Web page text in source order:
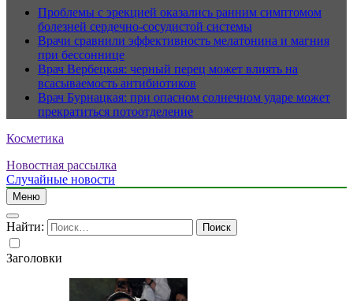
Проблемы с эрекцией оказались ранним симптомом
болезней сердечно-сосудистой системы
Врачи сравнили эффективность мелатонина и магния
при бессоннице
Врач Вербецкая: черный перец может влиять на
всасываемость антибиотиков
Врач Бурнацкая: при опасном солнечном ударе может
прекратиться потоотделение
Косметика
Новостная рассылка
Случайные новости
Меню
Найти:
Заголовки